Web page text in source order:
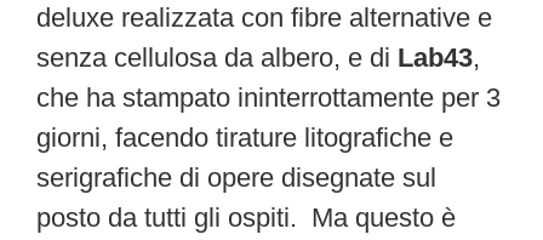
deluxe realizzata con fibre alternative e
senza cellulosa da albero, e di Lab43,
che ha stampato ininterrottamente per 3
giorni, facendo tirature litografiche e
serigrafiche di opere disegnate sul
posto da tutti gli ospiti. Ma questo è